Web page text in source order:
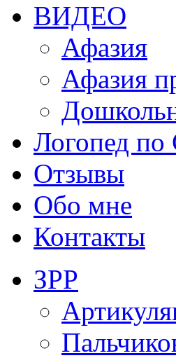
ВИДЕО
Афазия
Афазия
Логопед по
Отзывы
Обо мне
Контакты
ЗРР